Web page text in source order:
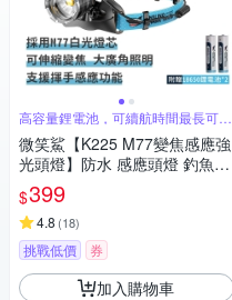
高容量鋰電池，可續航時間最長可達
12小時
微笑鯊【K225 M77變焦感應強
光頭燈】防水 感應頭燈 釣魚頭
燈 頭戴式頭燈 夜釣燈 工作燈
露營 登山 戶外照明 多功能照明
_急速配
$399
4.8 (18)
挑戰低價 券
加入購物車